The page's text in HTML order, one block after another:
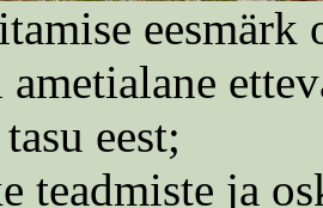
eesmärk
eest;
teadmiste ja